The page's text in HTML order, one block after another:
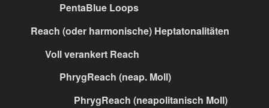
PentaBlue Loops
Reach (oder harmonische) Heptatonalitäten
Voll verankert Reach
PhrygReach (neap. Moll)
PhrygReach (neapolitanisch Moll)